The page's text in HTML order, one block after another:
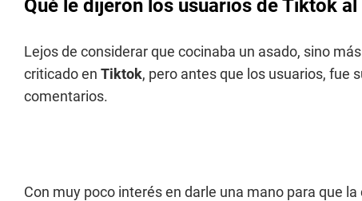
Qué le dijeron los usuarios de Tiktok
Lejos de considerar que cocinaba un asado, sino
criticado en Tiktok, pero antes que los usuarios, fue
comentarios.
Con muy poco interés en darle una mano para que